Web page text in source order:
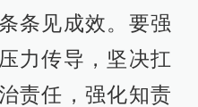
条见成效。要强
力传导，坚决扛
责任，强化知责